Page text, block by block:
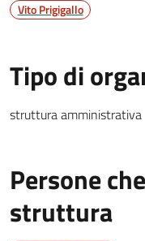
Vito Prigigallo
Tipo di
struttura amministrativa
Persone
struttura